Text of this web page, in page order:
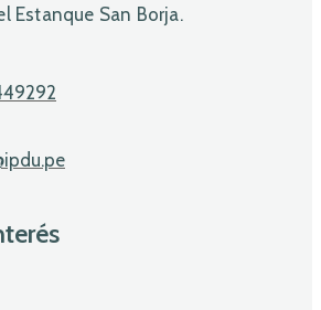
Estanque San Borja.